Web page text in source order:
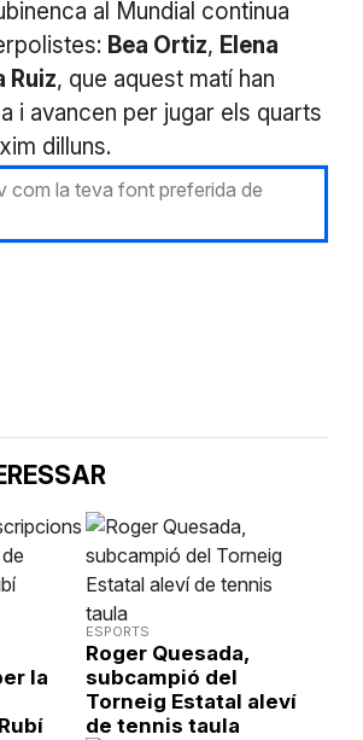
al Mundial continua
Bea Ortiz, Elena
Ruiz, que aquest matí han
i avancen per jugar els quarts
dilluns.
com la teva font preferida de
la
ESPORTS
Roger Quesada,
subcampió del
Torneig Estatal aleví
de tennis taula